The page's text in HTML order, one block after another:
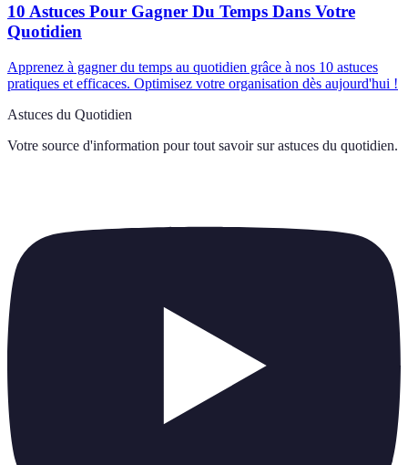
10 Astuces Pour Gagner Du Temps Dans Votre
Quotidien
Apprenez à gagner du temps au quotidien grâce à nos 10 astuces
pratiques et efficaces. Optimisez votre organisation dès aujourd'hui !
Astuces du Quotidien
Votre source d'information pour tout savoir sur astuces du quotidien.